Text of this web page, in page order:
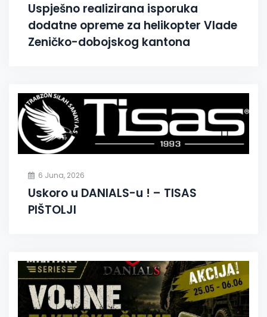
Uspješno realizirana isporuka
dodatne opreme za helikopter Vlade
Zeničko-dobojskog kantona
6 Juna, 2026
Uskoro u DANIALS-u ! – TISAS
PIŠTOLJI